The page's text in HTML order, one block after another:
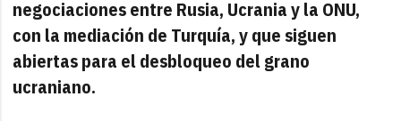
negociaciones entre Rusia, Ucrania y la ONU,
con la mediación de Turquía, y que siguen
abiertas para el desbloqueo del grano
ucraniano.